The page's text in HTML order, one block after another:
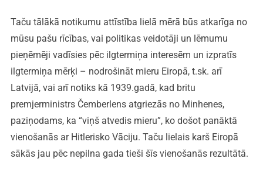
Taču tālākā notikumu attīstība lielā mērā būs atkarīga no
mūsu pašu rīcības, vai politikas veidotāji un lēmumu
pieņēmēji vadīsies pēc ilgtermiņa interesēm un izpratīs
ilgtermiņa mērķi – nodrošināt mieru Eiropā, t.sk. arī
Latvijā, vai arī notiks kā 1939.gadā, kad britu
premjerministrs Čemberlens atgriezās no Minhenes,
paziņodams, ka “viņš atvedis mieru”, ko došot panāktā
vienošanās ar Hitlerisko Vāciju. Taču lielais karš Eiropā
sākās jau pēc nepilna gada tieši šīs vienošanās rezultātā.